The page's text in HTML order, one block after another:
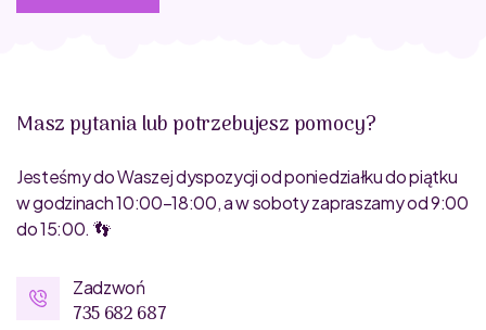
Masz pytania lub potrzebujesz pomocy?
Jesteśmy do Waszej dyspozycji od poniedziałku do piątku
w godzinach 10:00–18:00, a w soboty zapraszamy od 9:00
do 15:00. 👣
Zadzwoń
735 682 687